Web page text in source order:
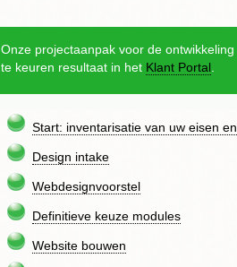
Onze projectaanpak voor de
te keuren resultaat in het Klant Portal.
Start: inventarisatie van uw eisen
Design intake
Webdesignvoorstel
Definitieve keuze modules
Website bouwen